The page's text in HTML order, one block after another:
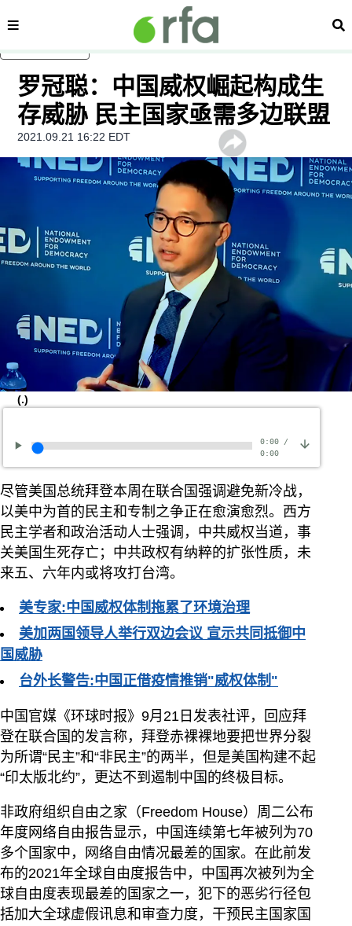
内容分类 搜
罗冠聪：中国威权崛起构成生
存威胁 民主国家亟需多边联盟
2021.09.21 16:22 EDT
(.)
0:00/
0:00
尽管美国总统拜登本周在联合国强调避免新冷战，
以美中为首的民主和专制之争正在愈演愈烈。西方
民主学者和政治活动人士强调，中共威权当道，事
关美国生死存亡；中共政权有纳粹的扩张性质，未
来五、六年内或将攻打台湾。
美专家:中国威权体制拖累了环境治理
美加两国领导人举行双边会议 宣示共同抵御中
国威胁
台外长警告:中国正借疫情推销"威权体制"
中国官媒《环球时报》9月21日发表社评，回应拜
登在联合国的发言称，拜登赤裸裸地要把世界分裂
为所谓“民主”和“非民主”的两半，但是美国构建不起
“印太版北约”，更达不到遏制中国的终极目标。
非政府组织自由之家（Freedom House）周二公布
年度网络自由报告显示，中国连续第七年被列为70
多个国家中，网络自由情况最差的国家。在此前发
布的2021年全球自由度报告中，中国再次被列为全
球自由度表现最差的国家之一，犯下的恶劣行径包
括加大全球虚假讯息和审查力度，干预民主国家国